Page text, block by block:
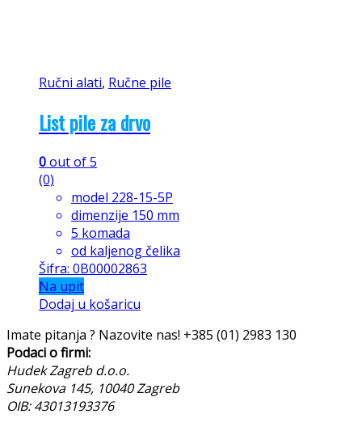
Ručni alati, Ručne pile
List pile za drvo
0out of 5
(0)
model 228-15-5P
dimenzije 150 mm
5 komada
od kaljenog čelika
Šifra: 0B00002863
Na upit
Dodaj u košaricu
Imate pitanja ? Nazovite nas! +385 (01) 2983 130
Podaci o firmi:
Hudek Zagreb d.o.o.
Sunekova 145, 10040 Zagreb
OIB: 43013193376